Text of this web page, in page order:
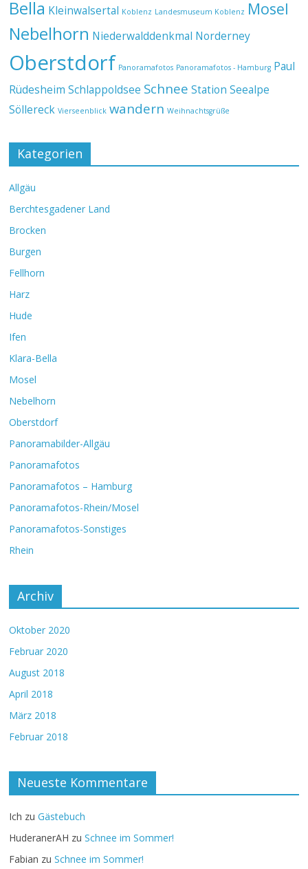
Bella Kleinwalsertal Koblenz Landesmuseum Koblenz Mosel
Nebelhorn Niederwalddenkmal Norderney
Oberstdorf Panoramafotos Panoramafotos - Hamburg Paul
Rüdesheim Schlappoldsee Schnee Station Seealpe
Söllereck Vierseenblick wandern Weihnachtsgrüße
Kategorien
Allgäu
Berchtesgadener Land
Brocken
Burgen
Fellhorn
Harz
Hude
Ifen
Klara-Bella
Mosel
Nebelhorn
Oberstdorf
Panoramabilder-Allgäu
Panoramafotos
Panoramafotos – Hamburg
Panoramafotos-Rhein/Mosel
Panoramafotos-Sonstiges
Rhein
Archiv
Oktober 2020
Februar 2020
August 2018
April 2018
März 2018
Februar 2018
Neueste Kommentare
Ich zuGästebuch
HuderanerAH zuSchnee im Sommer!
Fabian zuSchnee im Sommer!